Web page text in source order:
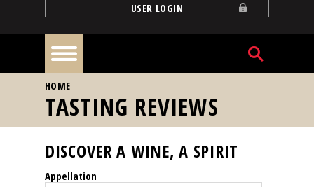
USER LOGIN
Home
Our
YOU ARE HERE
HOME
TASTING REVIEWS
DISCOVER A WINE, A SPIRIT
Appellation